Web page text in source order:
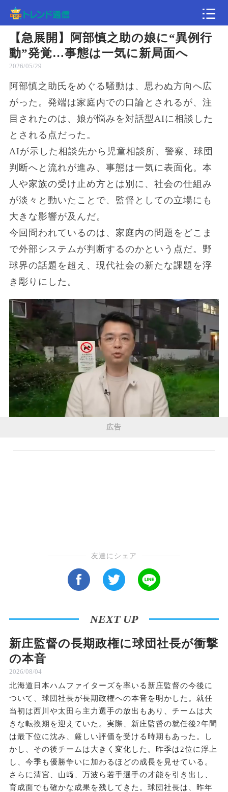
【急展開】阿部慎之助の娘に“異例行
動”発覚…事態は一気に新局面へ
2026/05/29
阿部慎之助氏をめぐる騒動は、思わぬ方向へ広
がった。発端は家庭内での口論とされるが、注
目されたのは、娘が悩みを対話型AIに相談した
とされる点だった。
AIが示した相談先から児童相談所、警察、球団
判断へと流れが進み、事態は一気に表面化。本
人や家族の受け止め方とは別に、社会の仕組み
が淡々と動いたことで、監督としての立場にも
大きな影響が及んだ。
今回問われているのは、家庭内の問題をどこま
で外部システムが判断するのかという点だ。野
球界の話題を超え、現代社会の新たな課題を浮
き彫りにした。
広告
友達にシェア
NEXT UP
新庄監督の長期政権に球団社長が衝撃
の本音
2026/08/04
北海道日本ハムファイターズを率いる新庄監督の今後に
ついて、球団社長が長期政権への本音を明かした。就任
当初は西川や太田ら主力選手の放出もあり、チームは大
きな転換期を迎えていた。実際、新庄監督の就任後2年間
は最下位に沈み、厳しい評価を受ける時期もあった。し
かし、その後チームは大きく変化した。昨季は2位に浮上
し、今季も優勝争いに加わるほどの成長を見せている。
さらに清宮、山﨑、万波ら若手選手の才能を引き出し、
育成面でも確かな成果を残してきた。球団社長は、昨年
記事
速報